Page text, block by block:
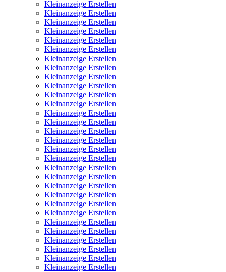
Kleinanzeige Erstellen
Kleinanzeige Erstellen
Kleinanzeige Erstellen
Kleinanzeige Erstellen
Kleinanzeige Erstellen
Kleinanzeige Erstellen
Kleinanzeige Erstellen
Kleinanzeige Erstellen
Kleinanzeige Erstellen
Kleinanzeige Erstellen
Kleinanzeige Erstellen
Kleinanzeige Erstellen
Kleinanzeige Erstellen
Kleinanzeige Erstellen
Kleinanzeige Erstellen
Kleinanzeige Erstellen
Kleinanzeige Erstellen
Kleinanzeige Erstellen
Kleinanzeige Erstellen
Kleinanzeige Erstellen
Kleinanzeige Erstellen
Kleinanzeige Erstellen
Kleinanzeige Erstellen
Kleinanzeige Erstellen
Kleinanzeige Erstellen
Kleinanzeige Erstellen
Kleinanzeige Erstellen
Kleinanzeige Erstellen
Kleinanzeige Erstellen
Kleinanzeige Erstellen